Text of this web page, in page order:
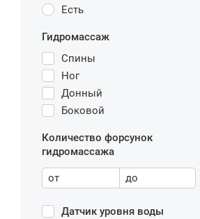
Есть
Гидромассаж
Спины
Ног
Донный
Боковой
Количество форсунок
гидромассажа
от до
Датчик уровня воды